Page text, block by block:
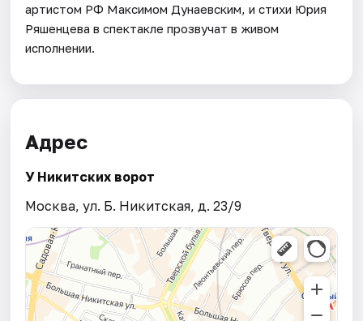
артистом РФ Максимом Дунаевским, и стихи Юрия
Ряшенцева в спектакле прозвучат в живом
исполнении.
Адрес
У Никитских ворот
Москва, ул. Б. Никитская, д. 23/9